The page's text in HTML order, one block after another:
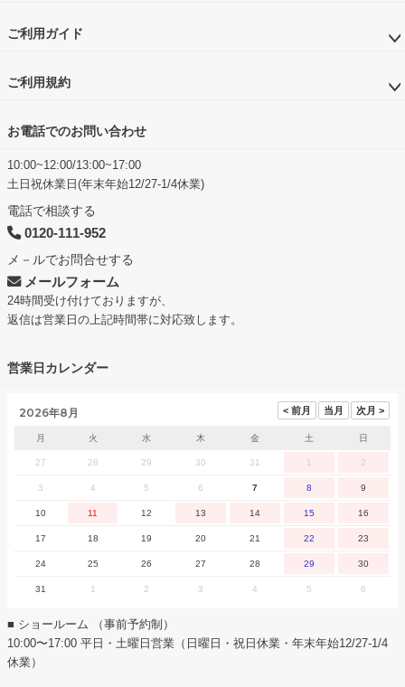
ご利用ガイド
ご利用規約
お電話でのお問い合わせ
10:00~12:00/13:00~17:00
土日祝休業日(年末年始12/27-1/4休業)
電話で相談する
0120-111-952
メ－ルでお問合せする
メールフォーム
24時間受け付けておりますが、
返信は営業日の上記時間帯に対応致します。
営業日カレンダー
2026年8月
月 火 水 木 金 土 日
27 28 29 30 31 1 2
3 4 5 6 7 8 9
10 11 12 13 14 15 16
17 18 19 20 21 22 23
24 25 26 27 28 29 30
31 1 2 3 4 5 6
■ ショールーム （事前予約制）
10:00〜17:00 平日・土曜日営業（日曜日・祝日休業・年末年始12/27-1/4
休業）